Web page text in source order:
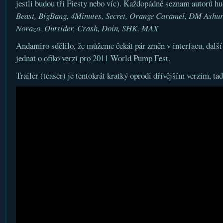
jestli budou tři Fiesty nebo víc). Každopádně seznam autorů
Beast, BigBang, 4Minutes, Secret, Orange Caramel, DM
Norazo, Outsider, Crash, Doin, SHK, MAX
Andamiro sdělilo, že můžeme čekát pár změn v interfacu,
jednat o ofiko verzi pro 2011 World Pump Fest.
Trailer (teaser) je tentokrát kratký oprodi dřívějším verzím,